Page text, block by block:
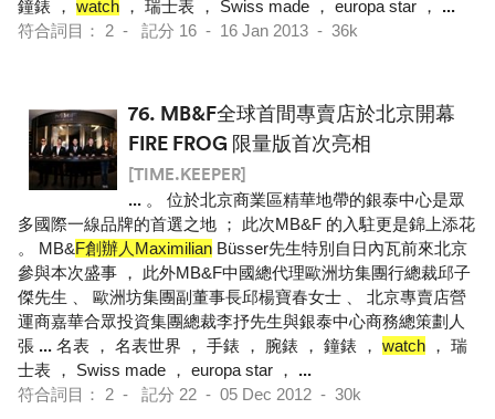
鐘錶 ， watch ， 瑞士表 ， Swiss made ， europa star ， ...
符合詞目： 2 - 記分 16 - 16 Jan 2013 - 36k
76. MB&F全球首間專賣店於北京開幕
FIRE FROG 限量版首次亮相
[TIME.KEEPER]
... 。 位於北京商業區精華地帶的銀泰中心是眾
多國際一線品牌的首選之地 ； 此次MB&F 的入駐更是錦上添花
。 MB&F創辦人Maximilian Büsser先生特別自日內瓦前來北京
參與本次盛事 ， 此外MB&F中國總代理歐洲坊集團行總裁邱子
傑先生 、 歐洲坊集團副董事長邱楊寶春女士 、 北京專賣店營
運商嘉華合眾投資集團總裁李抒先生與銀泰中心商務總策劃人
張 ... 名表 ， 名表世界 ， 手錶 ， 腕錶 ， 鐘錶 ， watch ， 瑞
士表 ， Swiss made ， europa star ， ...
符合詞目： 2 - 記分 22 - 05 Dec 2012 - 30k